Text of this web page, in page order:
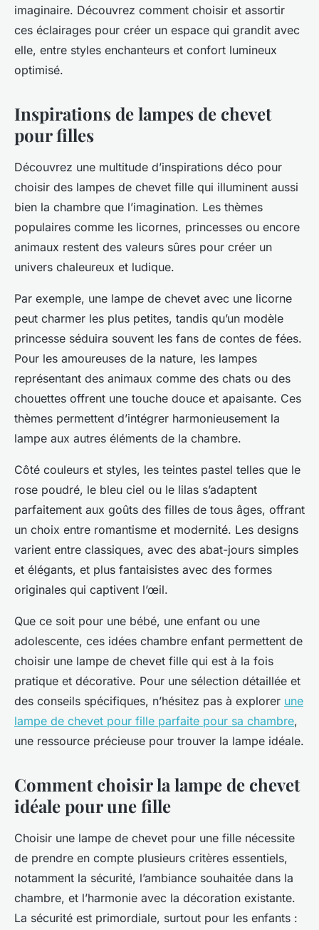
imaginaire. Découvrez comment choisir et assortir
ces éclairages pour créer un espace qui grandit avec
elle, entre styles enchanteurs et confort lumineux
optimisé.
Inspirations de lampes de chevet
pour filles
Découvrez une multitude d’inspirations déco pour
choisir des lampes de chevet fille qui illuminent aussi
bien la chambre que l’imagination. Les thèmes
populaires comme les licornes, princesses ou encore
animaux restent des valeurs sûres pour créer un
univers chaleureux et ludique.
Par exemple, une lampe de chevet avec une licorne
peut charmer les plus petites, tandis qu’un modèle
princesse séduira souvent les fans de contes de fées.
Pour les amoureuses de la nature, les lampes
représentant des animaux comme des chats ou des
chouettes offrent une touche douce et apaisante. Ces
thèmes permettent d’intégrer harmonieusement la
lampe aux autres éléments de la chambre.
Côté couleurs et styles, les teintes pastel telles que le
rose poudré, le bleu ciel ou le lilas s’adaptent
parfaitement aux goûts des filles de tous âges, offrant
un choix entre romantisme et modernité. Les designs
varient entre classiques, avec des abat-jours simples
et élégants, et plus fantaisistes avec des formes
originales qui captivent l’œil.
Que ce soit pour une bébé, une enfant ou une
adolescente, ces idées chambre enfant permettent de
choisir une lampe de chevet fille qui est à la fois
pratique et décorative. Pour une sélection détaillée et
des conseils spécifiques, n’hésitez pas à explorer une
lampe de chevet pour fille parfaite pour sa chambre,
une ressource précieuse pour trouver la lampe idéale.
Comment choisir la lampe de chevet
idéale pour une fille
Choisir une lampe de chevet pour une fille nécessite
de prendre en compte plusieurs critères essentiels,
notamment la sécurité, l’ambiance souhaitée dans la
chambre, et l’harmonie avec la décoration existante.
La sécurité est primordiale, surtout pour les enfants :